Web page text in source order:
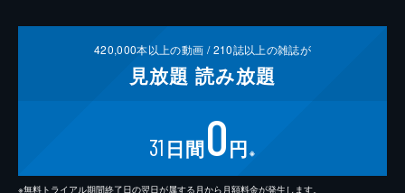
420,000本以上の動画 /210誌以上の雑誌が
見放題 読み放題
31 日間0円 ※
※無料トライアル期間終了日の翌日が属する月から月額料金が発生します。